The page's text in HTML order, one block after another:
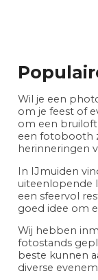
Wil je een
om je feest of
om een
een fotobooth
herinneringen
In IJmuiden
uiteenlopende
een sfeervol
goed idee om
Wij hebben
fotostands
beste kunnen
diverse